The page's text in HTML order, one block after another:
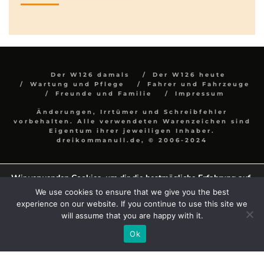
Der W126 damals
Der W126 heute
Wartung und Pflege
Fahrer und Fahrzeuge
Freunde und Familie
Impressum
Änderungen, Irrtümer und Schreibfehler
vorbehalten. Alle verwendeten Warenzeichen sind
Eigentum ihrer jeweiligen Inhaber.
dreikommanull.de, © 2006-2024
Wir verwenden Cookies, um dir die bestmögliche Erfahrung auf
unserer Website zu bieten.
In den
Einstellungen
kannst du erfahren, welche Cookies wir
verwenden oder sie ausschalten.
We use cookies to ensure that we give you the best
experience on our website. If you continue to use this site we
will assume that you are happy with it.
Ok